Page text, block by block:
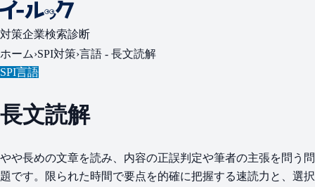
対策企業検索診断
ホーム›SPI対策›言語 - 長文読解
SPI言語
長文読解
やや長めの文章を読み、内容の正誤判定や筆者の主張を問う問
題です。限られた時間で要点を的確に把握する速読力と、選択